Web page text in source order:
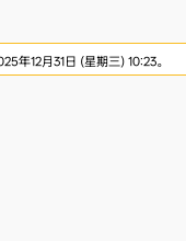
年12月31日 (星期三) 10:23。